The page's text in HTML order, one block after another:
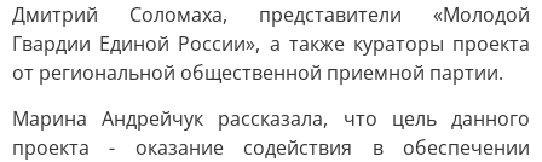
Дмитрий Соломаха, представители «Молодой
Гвардии Единой России», а также кураторы проекта
от региональной общественной приемной партии.
Марина Андрейчук рассказала, что цель данного
проекта - оказание содействия в обеспечении